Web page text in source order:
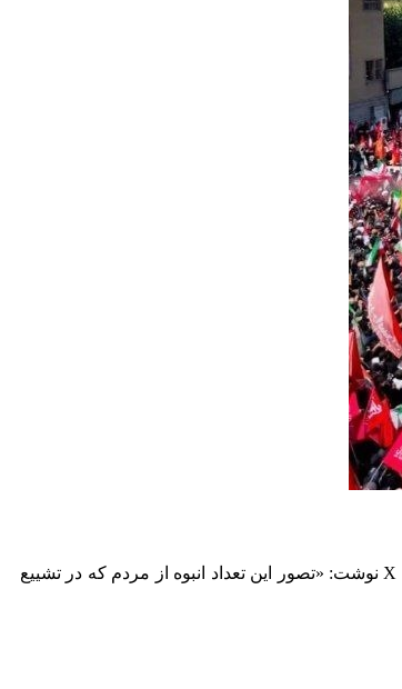
X نوشت: «تصور این تعداد انبوه از مردم که در تشییع